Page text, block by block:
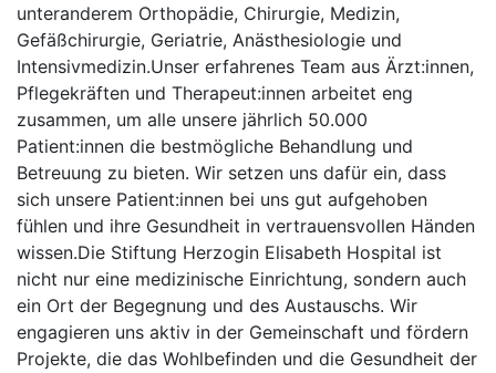
unteranderem Orthopädie, Chirurgie, Medizin,
Gefäßchirurgie, Geriatrie, Anästhesiologie und
Intensivmedizin.Unser erfahrenes Team aus Ärzt:innen,
Pflegekräften und Therapeut:innen arbeitet eng
zusammen, um alle unsere jährlich 50.000
Patient:innen die bestmögliche Behandlung und
Betreuung zu bieten. Wir setzen uns dafür ein, dass
sich unsere Patient:innen bei uns gut aufgehoben
fühlen und ihre Gesundheit in vertrauensvollen Händen
wissen.Die Stiftung Herzogin Elisabeth Hospital ist
nicht nur eine medizinische Einrichtung, sondern auch
ein Ort der Begegnung und des Austauschs. Wir
engagieren uns aktiv in der Gemeinschaft und fördern
Projekte, die das Wohlbefinden und die Gesundheit der